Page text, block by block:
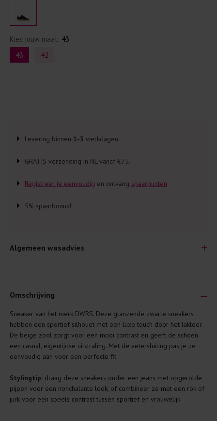
Kies jouw maat: 43
43
42
Levering binnen 1-3 werkdagen
GRATIS verzending in NL vanaf €75,-
Registreer je eenvoudig en ontvang spaarpunten
5% spaarbonus!
Algemeen wasadvies
Je wilt natuurlijk lang plezier hebben van je nieuwe kleding.
Daarom geven wij een aantal algemene was-tips:
Lees altijd eerst even het was-etiket.
Was kleding binnenste buiten. Dat beschermt de
buitenkant.
Wees zuinig met wasmiddel. Per kledingstuk is een drupje
genoeg.
Omschrijving
Sneaker van het merk DWRS. Deze glanzende zwarte sneakers
hebben een sportief silhouet met een luxe touch door het lakleer.
De beige zool zorgt voor een mooi contrast en geeft de schoen
een casual, eigentijdse uitstraling. Met de vetersluiting pas je ze
eenvoudig aan voor een perfecte fit.
Stylingtip: draag deze sneakers onder een jeans met opgerolde
pijpen voor een nonchalante look, of combineer ze met een rok of
jurk voor een speels contrast tussen sportief en vrouwelijk.